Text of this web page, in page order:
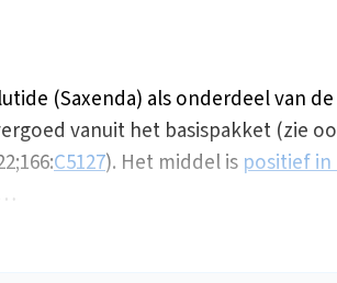
(Saxenda) als onderdeel van de
vanuit het basispakket (zie
C5127). Het middel is positief in